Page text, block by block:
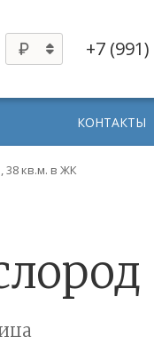
+7
КОНТАКТЫ
38 кв.м. в ЖК